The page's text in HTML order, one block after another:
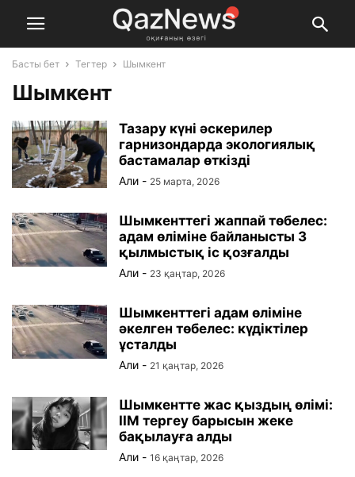
Басты бет Тегтер Шымкент
Шымкент
Тазару күні әскерилер
гарнизондарда экологиялық
бастамалар өткізді
Али - 25 марта, 2026
Шымкенттегі жаппай төбелес:
адам өліміне байланысты 3
қылмыстық іс қозғалды
Али - 23 қаңтар, 2026
Шымкенттегі адам өліміне
әкелген төбелес: күдіктілер
ұсталды
Али - 21 қаңтар, 2026
Шымкентте жас қыздың өлімі:
ІІМ тергеу барысын жеке
бақылауға алды
Али - 16 қаңтар, 2026